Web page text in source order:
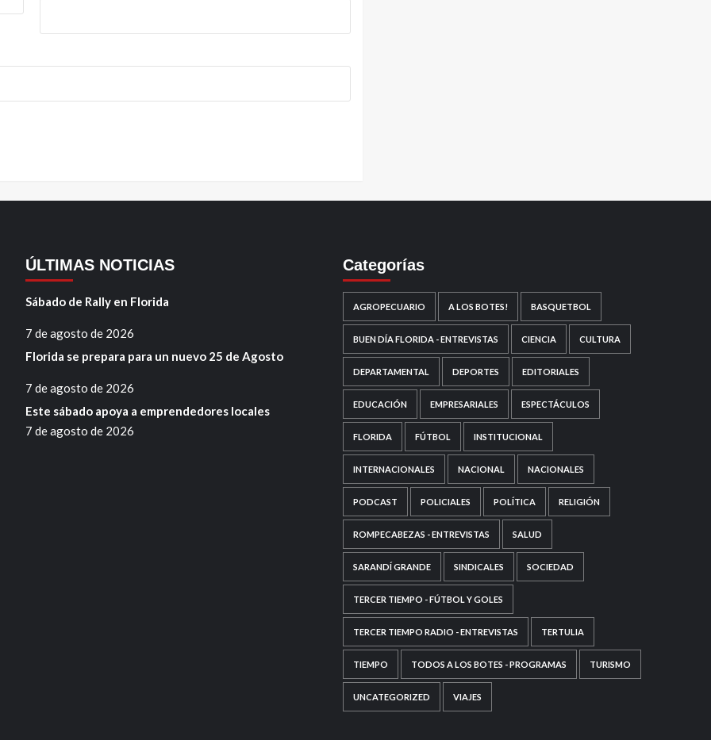
ÚLTIMAS NOTICIAS
Sábado de Rally en Florida
7 de agosto de 2026
Florida se prepara para un nuevo 25 de Agosto
7 de agosto de 2026
Este sábado apoya a emprendedores locales
7 de agosto de 2026
Categorías
AGROPECUARIO A LOS BOTES! BASQUETBOL
BUEN DÍA FLORIDA - ENTREVISTAS CIENCIA CULTURA
DEPARTAMENTAL DEPORTES EDITORIALES
EDUCACIÓN EMPRESARIALES ESPECTÁCULOS
FLORIDA FÚTBOL INSTITUCIONAL
INTERNACIONALES NACIONAL NACIONALES
PODCAST POLICIALES POLÍTICA RELIGIÓN
ROMPECABEZAS - ENTREVISTAS SALUD
SARANDÍ GRANDE SINDICALES SOCIEDAD
TERCER TIEMPO - FÚTBOL Y GOLES
TERCER TIEMPO RADIO - ENTREVISTAS TERTULIA
TIEMPO TODOS A LOS BOTES - PROGRAMAS TURISMO
UNCATEGORIZED VIAJES